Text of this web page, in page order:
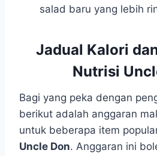
salad baru yang lebih
Jadual Kalori
Nutrisi
Bagi yang peka dengan
berikut adalah anggaran
untuk beberapa item
Uncle Don. Anggaran ini